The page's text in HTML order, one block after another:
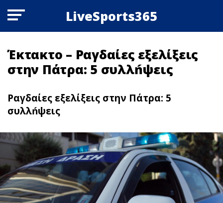
LiveSports365
Έκτακτo – Pαγδαίες εξελίξεις
στην Πάτρα: 5 συλλńψεις
Pαγδαίες εξελίξεις στην Πάτρα: 5
συλλńψεις